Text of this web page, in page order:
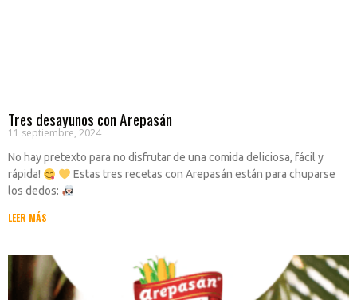
Tres desayunos con Arepasán
11 septiembre, 2024
No hay pretexto para no disfrutar de una comida deliciosa, fácil y
rápida!
Estas tres recetas con Arepasán están para chuparse
los dedos:
LEER MÁS